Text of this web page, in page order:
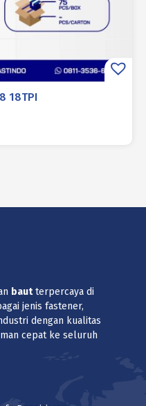
18TPI
bautterpercaya di
jenis fastener,
dengan kualitas
cepat ke seluruh